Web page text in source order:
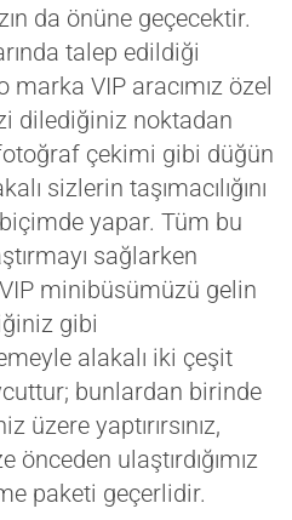
da önüne geçecektir.
talep edildiği
VIP aracımız özel
dilediğiniz noktadan
çekimi gibi düğün
sizlerin taşımacılığını
yapar. Tüm bu
sağlarken
minibüsümüzü gelin
gibi
alakalı iki çeşit
bunlardan birinde
üzere yaptırırsınız,
ulaştırdığımız
paketi geçerlidir.